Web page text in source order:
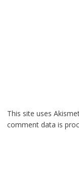
This site uses
comment data is